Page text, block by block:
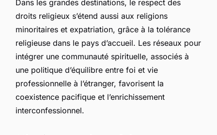
Dans les grandes destinations, le respect des
droits religieux s’étend aussi aux religions
minoritaires et expatriation, grâce à la tolérance
religieuse dans le pays d’accueil. Les réseaux pour
intégrer une communauté spirituelle, associés à
une politique d’équilibre entre foi et vie
professionnelle à l’étranger, favorisent la
coexistence pacifique et l’enrichissement
interconfessionnel.